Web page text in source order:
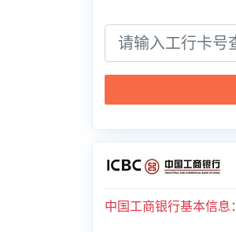
中国工商银行基本信息：